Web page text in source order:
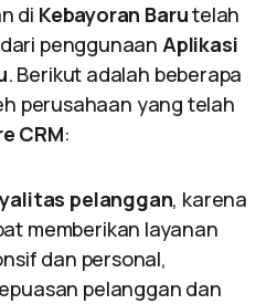
di Kebayoran Barutelah
penggunaan Aplikasi
. Berikut adalah beberapa
perusahaan yang telah
CRM:
pelanggan, karena
memberikan layanan
dan personal,
pelanggan dan